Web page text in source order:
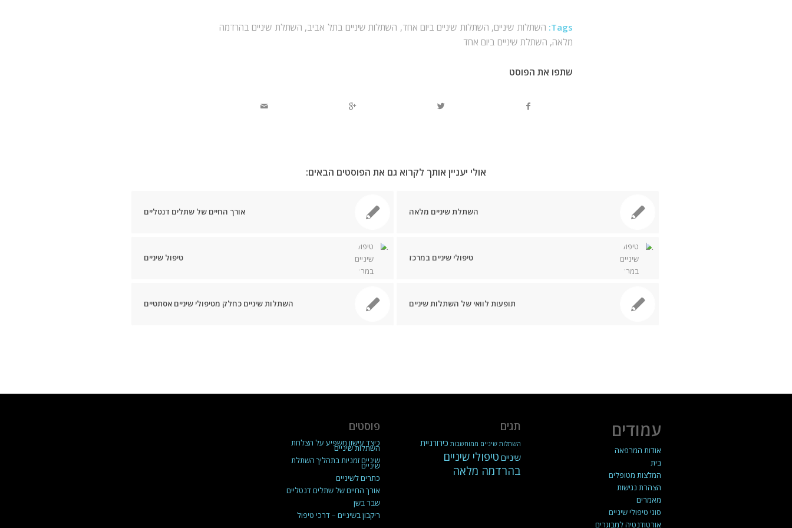
Tags: השתלות שיניים, השתלות שיניים ביום אחד, השתלות שיניים בתל אביב, השתלת שיניים בהרדמה
מלאה, השתלת שיניים ביום אחד
שתפו את הפוסט
אולי יעניין אותך לקרוא גם את הפוסטים הבאים:
אורך החיים של שתלים דנטליים השתלת שיניים מלאה
טיפול שיניים טיפולי שיניים במרכז
השתלות שיניים כחלק מטיפולי שיניים אסתטיים תופעות לוואי של השתלות שיניים
פוסטים
כיצד עישון משפיע על הצלחת
השתלות שיניים
שיניים זמניות בתהליך השתלת
שיניים
כתרים לשיניים
אורך החיים של שתלים דנטליים
שבר בשן
ריקבון בשיניים – דרכי טיפול
תגים
השתלות שיניים ממוחשבות כירורגיית
שיניים טיפולי שיניים
בהרדמה מלאה
עמודים
אודות המרפאה
בית
המלצות מטופלים
הצהרת נגישות
מאמרים
סוגי טיפולי שיניים
אורטודנטיה למבוגרים